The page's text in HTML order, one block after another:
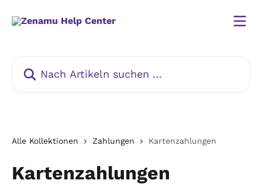
Alle Kollektionen Zahlungen Kartenzahlungen
Kartenzahlungen